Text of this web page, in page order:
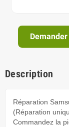
Description
Réparation
(Réparation
Commandez la